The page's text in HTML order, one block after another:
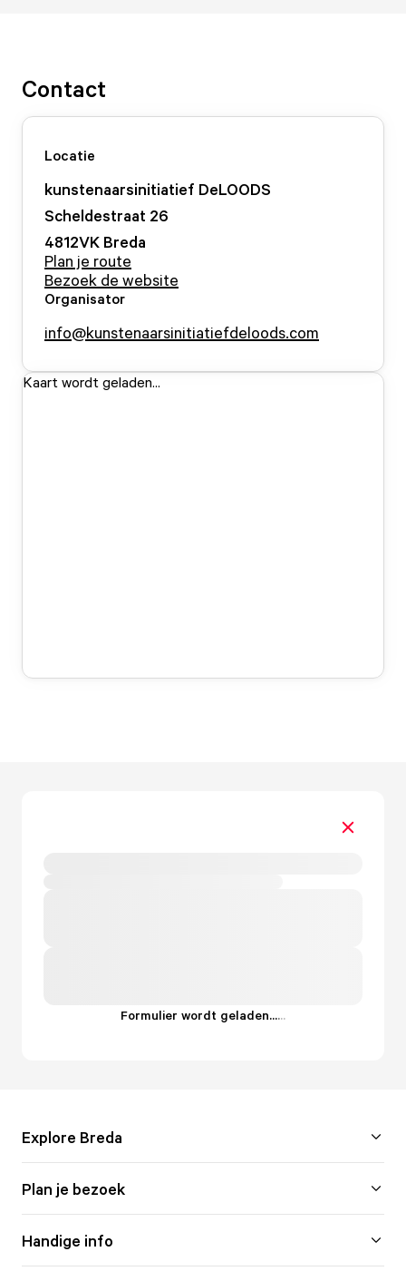
Contact
Locatie
kunstenaarsinitiatief DeLOODS
Scheldestraat 26
4812VK Breda
Plan je route
Bezoek de website
Organisator
info@kunstenaarsinitiatiefdeloods.com
Kaart wordt geladen...
Formulier wordt geladen......
Explore Breda
Plan je bezoek
Handige info